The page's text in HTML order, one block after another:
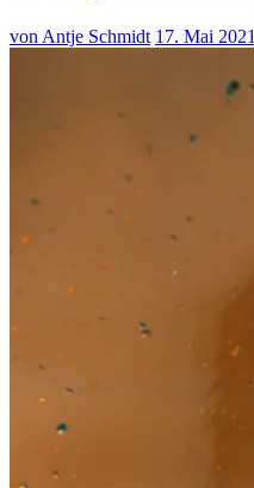
von Antje Schmidt 17. Mai 2021